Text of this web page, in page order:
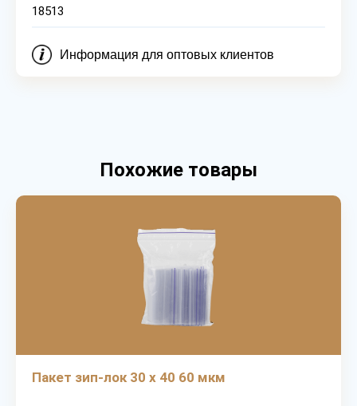
18513
Информация для оптовых клиентов
Похожие товары
Пакет зип-лок 30 х 40 60 мкм